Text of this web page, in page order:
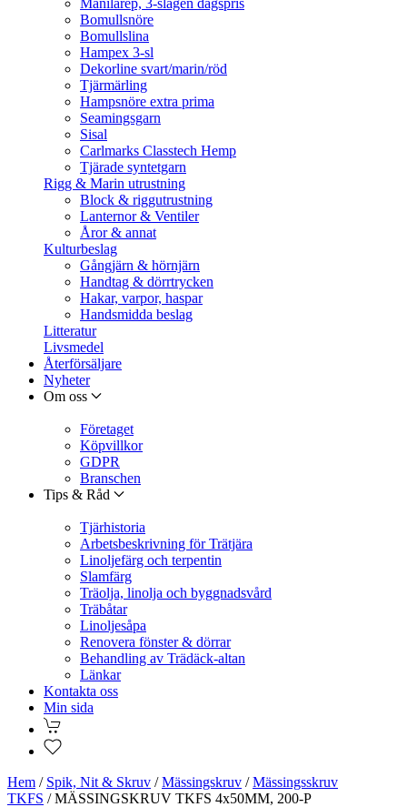
Manilarep, 3-slagen dagspris
Bomullsnöre
Bomullslina
Hampex 3-sl
Dekorline svart/marin/röd
Tjärmärling
Hampsnöre extra prima
Seamingsgarn
Sisal
Carlmarks Classtech Hemp
Tjärade syntetgarn
Rigg & Marin utrustning
Block & riggutrustning
Lanternor & Ventiler
Åror & annat
Kulturbeslag
Gångjärn & hörnjärn
Handtag & dörrtrycken
Hakar, varpor, haspar
Handsmidda beslag
Litteratur
Livsmedel
Återförsäljare
Nyheter
Om oss
Företaget
Köpvillkor
GDPR
Branschen
Tips & Råd
Tjärhistoria
Arbetsbeskrivning för Trätjära
Linoljefärg och terpentin
Slamfärg
Träolja, linolja och byggnadsvård
Träbåtar
Linoljesåpa
Renovera fönster & dörrar
Behandling av Trädäck-altan
Länkar
Kontakta oss
Min sida
Hem / Spik, Nit & Skruv /Mässingskruv /Mässingsskruv
TKFS / MÄSSINGSKRUV TKFS 4x50MM, 200-P